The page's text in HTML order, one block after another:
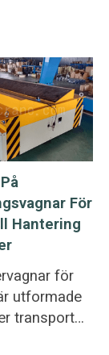
För
Hantering
för
utformade
transport